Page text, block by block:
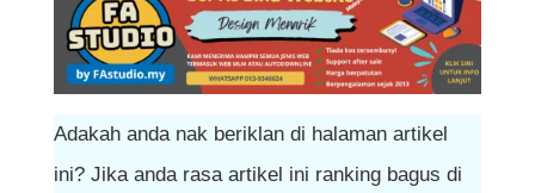
Adakah anda nak beriklan di halaman artikel
ini? Jika anda rasa artikel ini ranking bagus di